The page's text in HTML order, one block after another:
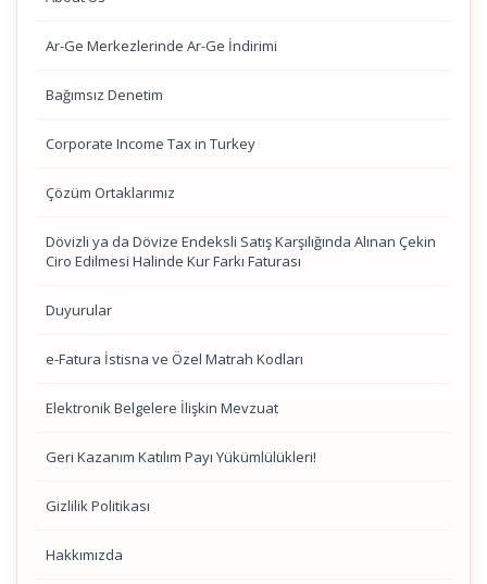
Ar-Ge Merkezlerinde Ar-Ge İndirimi
Bağımsız Denetim
Corporate Income Tax in Turkey
Çözüm Ortaklarımız
Dövizli ya da Dövize Endeksli Satış Karşılığında Alınan Çekin
Ciro Edilmesi Halinde Kur Farkı Faturası
Duyurular
e-Fatura İstisna ve Özel Matrah Kodları
Elektronik Belgelere İlişkin Mevzuat
Geri Kazanım Katılım Payı Yükümlülükleri!
Gizlilik Politikası
Hakkımızda